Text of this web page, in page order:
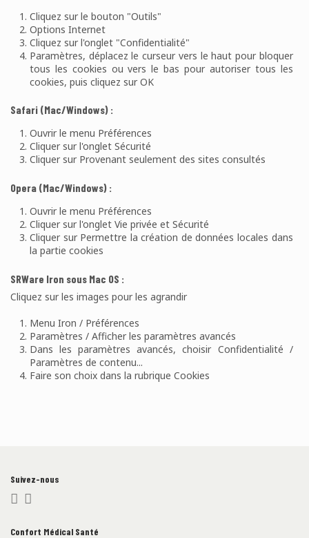
Cliquez sur le bouton "Outils"
Options Internet
Cliquez sur l'onglet "Confidentialité"
Paramètres, déplacez le curseur vers le haut pour bloquer
tous les cookies ou vers le bas pour autoriser tous les
cookies, puis cliquez sur OK
Safari (Mac/Windows) :
Ouvrir le menu Préférences
Cliquer sur l'onglet Sécurité
Cliquer sur Provenant seulement des sites consultés
Opera (Mac/Windows) :
Ouvrir le menu Préférences
Cliquer sur l'onglet Vie privée et Sécurité
Cliquer sur Permettre la création de données locales dans
la partie cookies
SRWare Iron sous Mac OS :
Cliquez sur les images pour les agrandir
Menu Iron / Préférences
Paramètres / Afficher les paramètres avancés
Dans les paramètres avancés, choisir Confidentialité /
Paramètres de contenu...
Faire son choix dans la rubrique Cookies
Confort Médical Santé
Suivez-nous